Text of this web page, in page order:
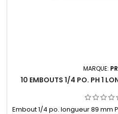
MARQUE:
10 EMBOUTS 1/4 PO. PH 1
Embout 1/4 po. longueur 89 mm